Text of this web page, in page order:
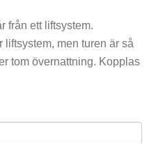
från ett liftsystem.
men turen är så
tom övernattning. Kopplas